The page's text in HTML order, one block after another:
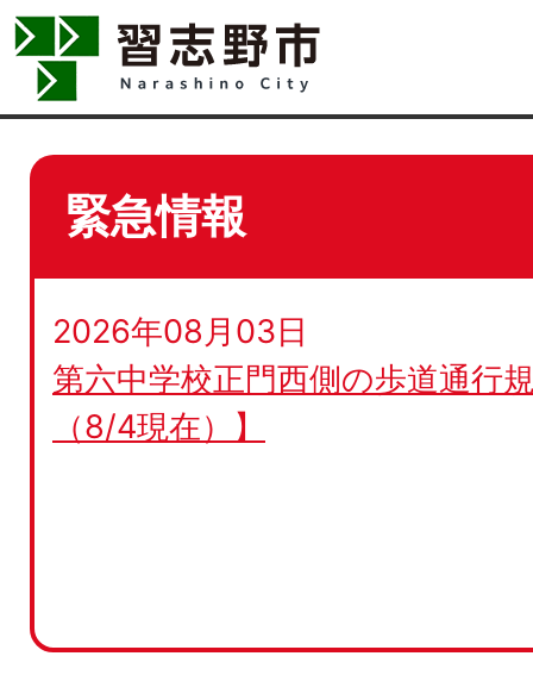
緊急情報
2026年08月03日
第六中学校正門西側の歩道通行
（8/4現在）】